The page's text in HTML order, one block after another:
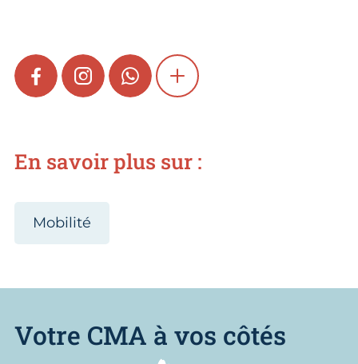
FACEBOOKINSTAGRAMWHATSAPPSHOW MORE
En savoir plus sur :
Mobilité
Votre CMA à vos côtés